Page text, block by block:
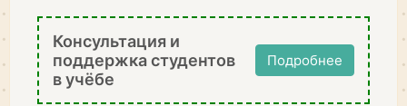
Консультация и
поддержка студентов
в учёбе
Подробнее